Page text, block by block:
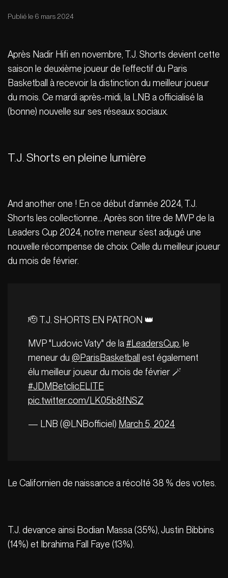
Publié le 6 mars 2024
Après Nadir Hifi en novembre, T.J. Shorts devient cette
saison le deuxième joueur de l’effectif du Paris
Basketball à recevoir la distinction du meilleur joueur
du mois. Ce mardi après-midi, la LNB a officialisé la
(bonne) nouvelle sur ses réseaux sociaux.
T.J. Shorts en pleine lumière
And another one ! En ce début d’année 2024, T.J.
Shorts les collectionne… Après son titre de MVP de la
Leaders Cup 2024, notre meneur s’est adjugé une
nouvelle récompense de choix. Celle du meilleur joueur
du mois de février.
🫡 T.J. SHORTS EN PATRON 👑
MVP "Ludovic Vaty" de la#LeadersCup , le
meneur du @ParisBasketball est également
élu meilleur joueur du mois de février 🪄
#JDMBetclicELITE
pic.twitter.com/LK05b8fNSZ
— LNB (@LNBofficiel) March 5, 2024
Le Californien de naissance a récolté 38 % des votes.
T.J. devance ainsi Bodian Massa (35%), Justin Bibbins
(14%) et Ibrahima Fall Faye (13%).